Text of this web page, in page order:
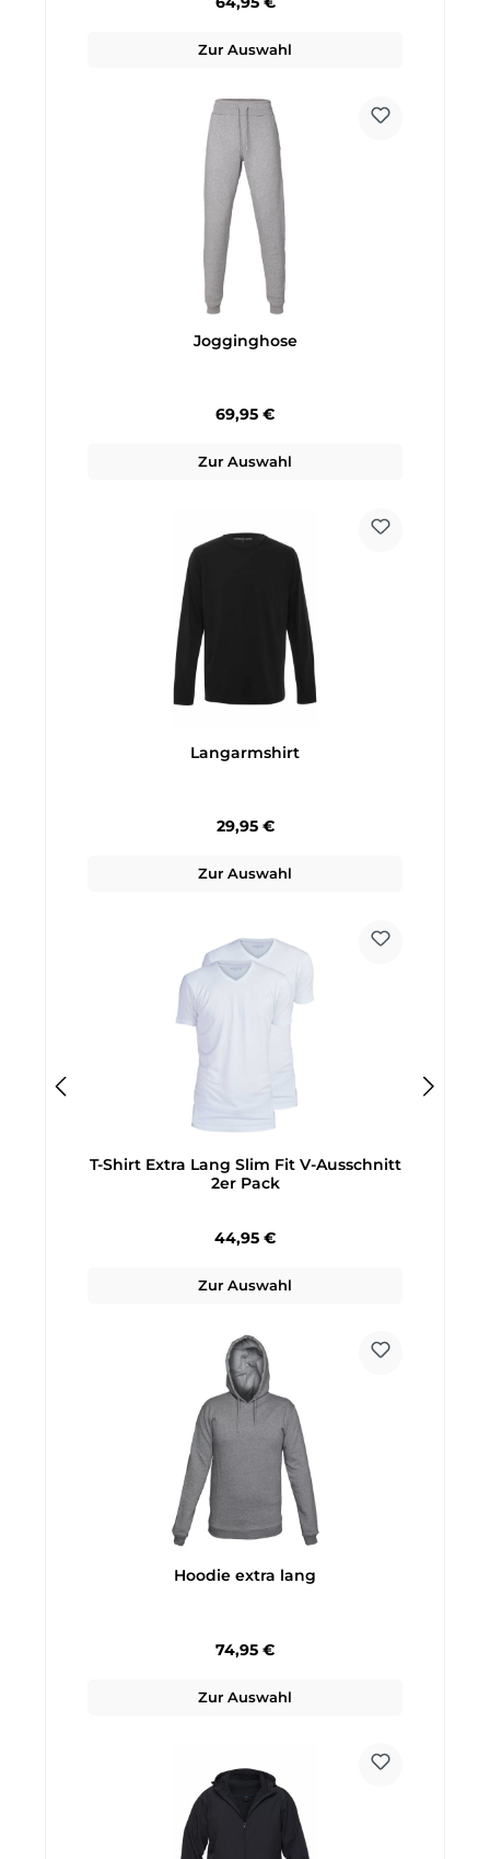
Zur Auswahl
Jogginghose
Regulärer Preis:
69,95 €
Zur Auswahl
Langarmshirt
Regulärer Preis:
29,95 €
Zur Auswahl
T-Shirt Extra Lang Slim Fit V-Ausschnitt
2er Pack
Regulärer Preis:
44,95 €
Zur Auswahl
Hoodie extra lang
Regulärer Preis:
74,95 €
Zur Auswahl